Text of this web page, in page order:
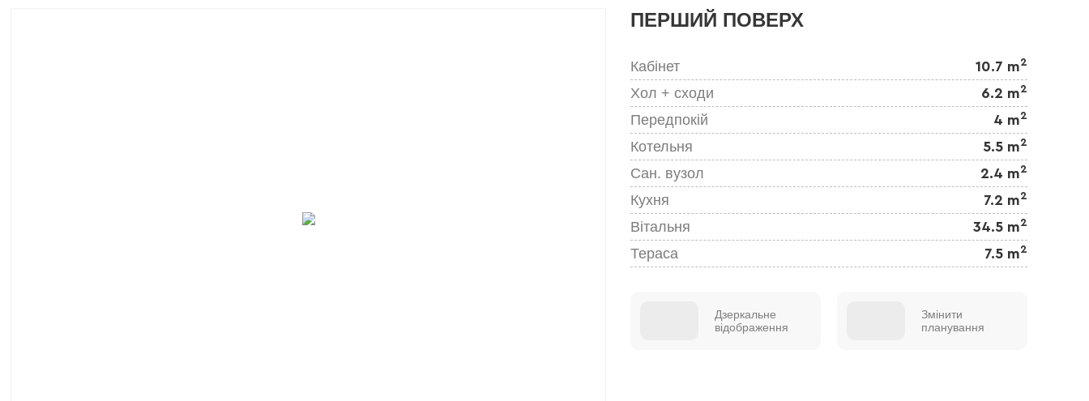
ПЕРШИЙ ПОВЕРХ
Кабінет 10.7 m2
Хол + сходи 6.2 m2
Передпокій 4 m2
Котельня 5.5 m2
Сан. вузол 2.4 m2
Кухня 7.2 m2
Вітальня 34.5 m2
Тераса 7.5 m2
Дзеркальне
відображення
Змінити
планування